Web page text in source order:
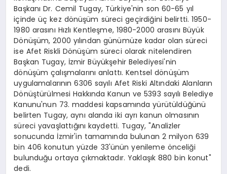
Başkanı Dr. Cemil Tugay, Türkiye'nin son 60-65 yıl
içinde üç kez dönüşüm süreci geçirdiğini belirtti. 1950-
1980 arasını Hızlı Kentleşme, 1980-2000 arasını Büyük
Dönüşüm, 2000 yılından günümüze kadar olan süreci
ise Afet Riskli Dönüşüm süreci olarak nitelendiren
Başkan Tugay, İzmir Büyükşehir Belediyesi'nin
dönüşüm çalışmalarını anlattı. Kentsel dönüşüm
uygulamalarının 6306 sayılı Afet Riski Altındaki Alanların
Dönüştürülmesi Hakkında Kanun ve 5393 sayılı Belediye
Kanunu'nun 73. maddesi kapsamında yürütüldüğünü
belirten Tugay, aynı alanda iki ayrı kanun olmasının
süreci yavaşlattığını kaydetti. Tugay, "Analizler
sonucunda İzmir'in tamamında bulunan 2 milyon 639
bin 406 konutun yüzde 33'ünün yenileme önceliği
bulunduğu ortaya çıkmaktadır. Yaklaşık 880 bin konut"
dedi.